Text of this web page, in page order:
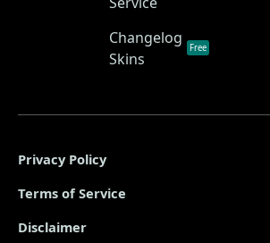
Changelog
Skins
Free
Privacy Policy
Terms of Service
Disclaimer